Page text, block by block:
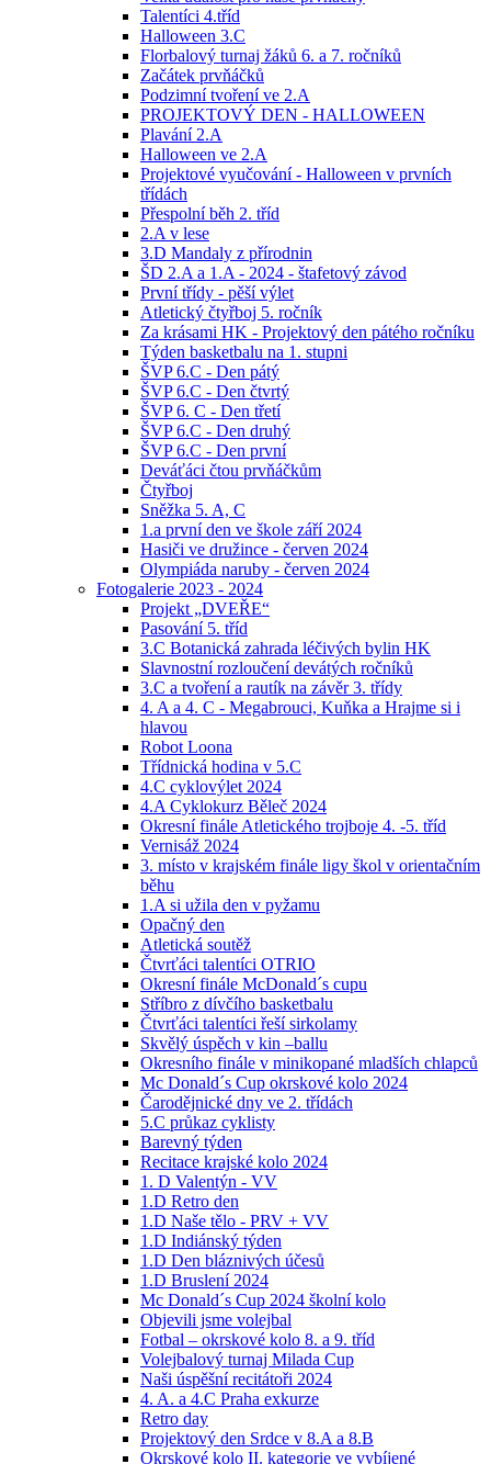
Talentíci 4.tříd
Halloween 3.C
Florbalový turnaj žáků 6. a 7. ročníků
Začátek prvňáčků
Podzimní tvoření ve 2.A
PROJEKTOVÝ DEN - HALLOWEEN
Plavání 2.A
Halloween ve 2.A
Projektové vyučování - Halloween v prvních
třídách
Přespolní běh 2. tříd
2.A v lese
3.D Mandaly z přírodnin
ŠD 2.A a 1.A - 2024 - štafetový závod
První třídy - pěší výlet
Atletický čtyřboj 5. ročník
Za krásami HK - Projektový den pátého ročníku
Týden basketbalu na 1. stupni
ŠVP 6.C - Den pátý
ŠVP 6.C - Den čtvrtý
ŠVP 6. C - Den třetí
ŠVP 6.C - Den druhý
ŠVP 6.C - Den první
Deváťáci čtou prvňáčkům
Čtyřboj
Sněžka 5. A, C
1.a první den ve škole září 2024
Hasiči ve družince - červen 2024
Olympiáda naruby - červen 2024
Fotogalerie 2023 - 2024
Projekt „DVEŘE“
Pasování 5. tříd
3.C Botanická zahrada léčivých bylin HK
Slavnostní rozloučení devátých ročníků
3.C a tvoření a rautík na závěr 3. třídy
4. A a 4. C - Megabrouci, Kuňka a Hrajme si i
hlavou
Robot Loona
Třídnická hodina v 5.C
4.C cyklovýlet 2024
4.A Cyklokurz Běleč 2024
Okresní finále Atletického trojboje 4. -5. tříd
Vernisáž 2024
3. místo v krajském finále ligy škol v orientačním
běhu
1.A si užila den v pyžamu
Opačný den
Atletická soutěž
Čtvrťáci talentíci OTRIO
Okresní finále McDonald´s cupu
Stříbro z dívčího basketbalu
Čtvrťáci talentíci řeší sirkolamy
Skvělý úspěch v kin –ballu
Okresního finále v minikopané mladších chlapců
Mc Donald´s Cup okrskové kolo 2024
Čarodějnické dny ve 2. třídách
5.C průkaz cyklisty
Barevný týden
Recitace krajské kolo 2024
1. D Valentýn - VV
1.D Retro den
1.D Naše tělo - PRV + VV
1.D Indiánský týden
1.D Den bláznivých účesů
1.D Bruslení 2024
Mc Donald´s Cup 2024 školní kolo
Objevili jsme volejbal
Fotbal – okrskové kolo 8. a 9. tříd
Volejbalový turnaj Milada Cup
Naši úspěšní recitátoři 2024
4. A. a 4.C Praha exkurze
Retro day
Projektový den Srdce v 8.A a 8.B
Okrskové kolo II. kategorie ve vybíjené